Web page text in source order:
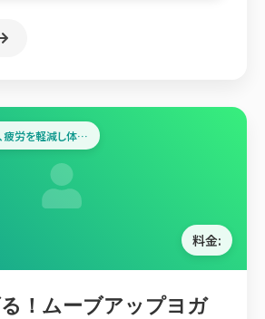
シェイプアップしたい、疲労を軽減し体力をつけたい方
料金:
！ムーブアップヨガ